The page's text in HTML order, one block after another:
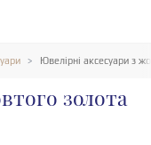
Ювелірні аксесуари з
золота